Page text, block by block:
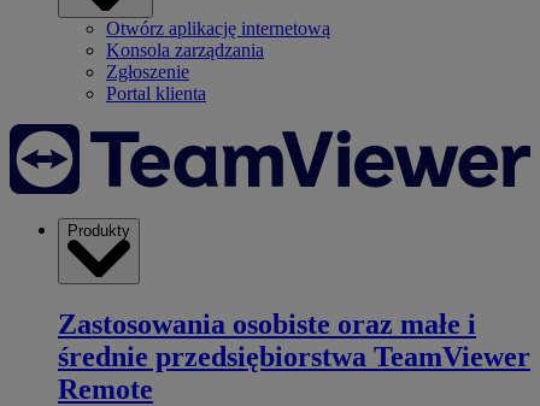
Otwórz aplikację internetową
Konsola zarządzania
Zgłoszenie
Portal klienta
Produkty
Zastosowania osobiste oraz małe i
średnie przedsiębiorstwa TeamViewer
Remote